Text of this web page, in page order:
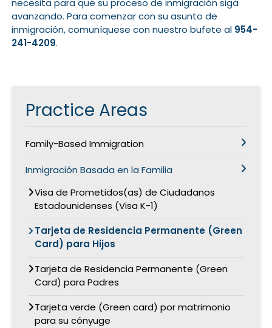
avanzando. Para comenzar con su asunto de
inmigración, comuníquese con nuestro bufete al 954-
241-4209.
Practice Areas
Family-Based Immigration
Inmigración Basada en la Familia
Visa de Prometidos(as) de Ciudadanos
Estadounidenses (Visa K-1)
Tarjeta de Residencia Permanente (Green
Card) para Hijos
Tarjeta de Residencia Permanente (Green
Card) para Padres
Tarjeta verde (Green card) por matrimonio
para su cónyuge